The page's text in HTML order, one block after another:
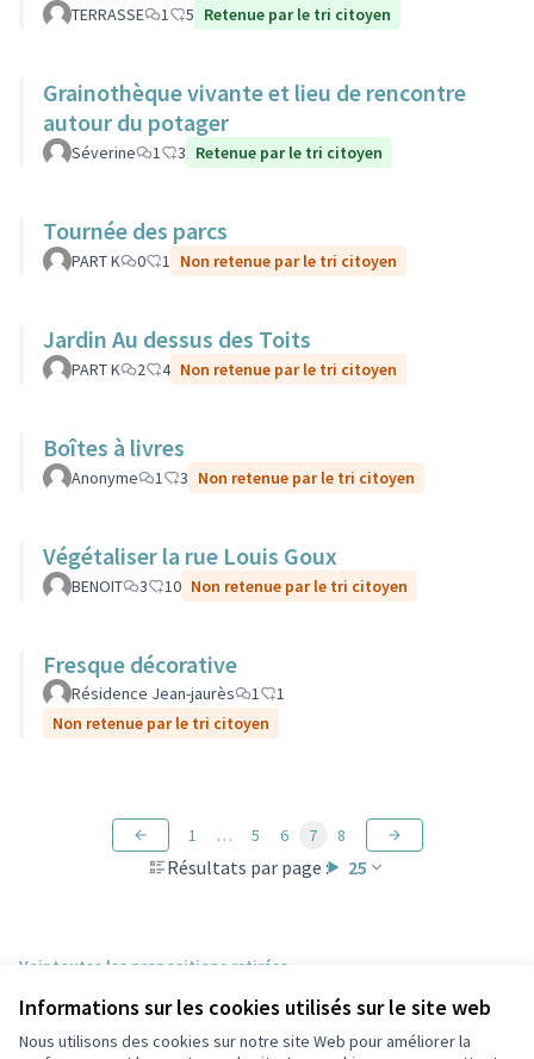
Informations sur les cookies utilisés sur le site web
Nous utilisons des cookies sur notre site Web pour améliorer la
TERRASSE 1 5 Retenue par le tri citoyen
Grainothèque vivante et lieu de rencontre
autour du potager
Séverine 1 3 Retenue par le tri citoyen
Tournée des parcs
PART K 0 1 Non retenue par le tri citoyen
Jardin Au dessus des Toits
PART K 2 4 Non retenue par le tri citoyen
Boîtes à livres
Anonyme 1 3 Non retenue par le tri citoyen
Végétaliser la rue Louis Goux
BENOIT 3 10 Non retenue par le tri citoyen
Fresque décorative
Résidence Jean-jaurès 1
1
Non retenue par le tri citoyen
Résultats par page : 25
1 … 5 6 7 8
Voir toutes les propositions retirées
Conditions d'utilisation